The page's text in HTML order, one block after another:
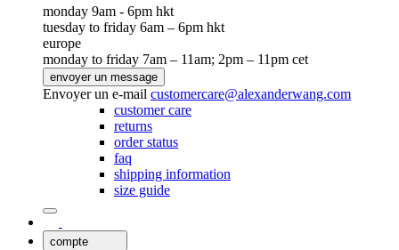
monday 9am - 6pm hkt
tuesday to friday 6am – 6pm hkt
europe
monday to friday 7am – 11am; 2pm – 11pm cet
envoyer un message
Envoyer un e-mail customercare@alexanderwang.com
customer care
returns
order status
faq
shipping information
size guide
compte